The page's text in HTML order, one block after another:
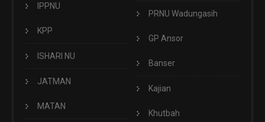
IPPNU
KPP
ISHARI NU
JATMAN
MATAN
PRNU Wadungasih
GP Ansor
Banser
Kajian
Khutbah